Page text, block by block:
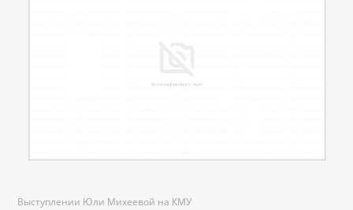
Выступлении Юли Михеевой на КМУ